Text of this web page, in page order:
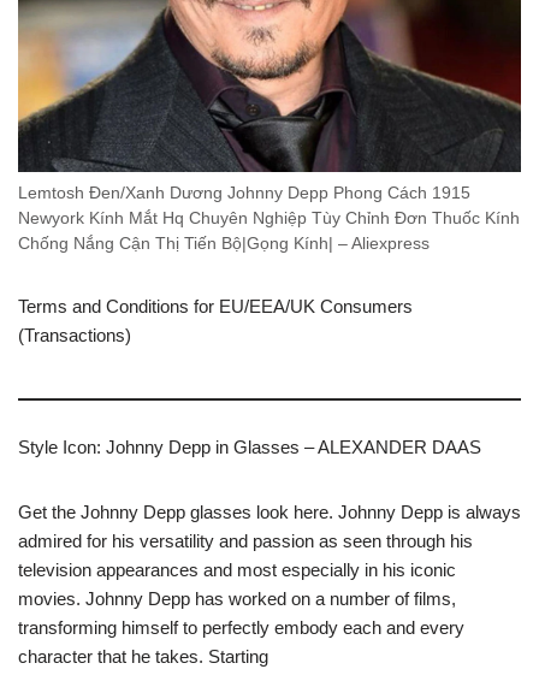
Lemtosh Đen/Xanh Dương Johnny Depp Phong Cách 1915
Newyork Kính Mắt Hq Chuyên Nghiệp Tùy Chỉnh Đơn Thuốc Kính
Chống Nắng Cận Thị Tiến Bộ|Gọng Kính| – Aliexpress
Terms and Conditions for EU/EEA/UK Consumers
(Transactions)
Style Icon: Johnny Depp in Glasses – ALEXANDER DAAS
Get the Johnny Depp glasses look here. Johnny Depp is always
admired for his versatility and passion as seen through his
television appearances and most especially in his iconic
movies. Johnny Depp has worked on a number of films,
transforming himself to perfectly embody each and every
character that he takes. Starting